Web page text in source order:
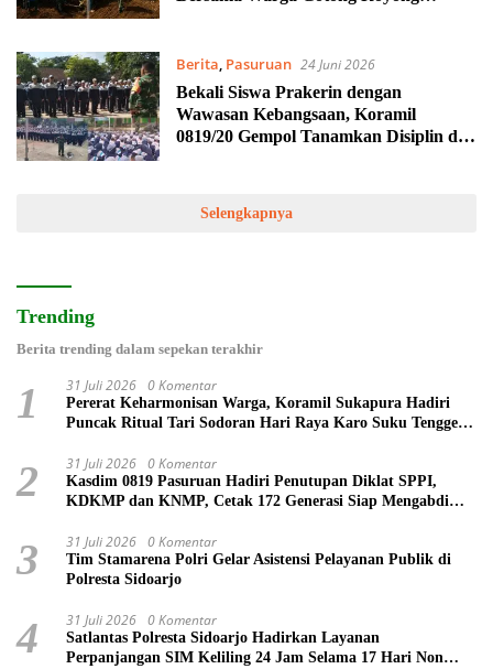
Berita, Pasuruan 24 Juni 2026
Bekali Siswa Prakerin dengan
Wawasan Kebangsaan, Koramil
0819/20 Gempol Tanamkan Disiplin dan
Selengkapnya
Trending
Berita trending dalam sepekan terakhir
1 31 Juli 2026 0 Komentar
Pererat Keharmonisan Warga, Koramil Sukapura Hadiri
Puncak Ritual Tari Sodoran Hari Raya Karo Suku Tengger
2 31 Juli 2026 0 Komentar
Kasdim 0819 Pasuruan Hadiri Penutupan Diklat SPPI,
KDKMP dan KNMP, Cetak 172 Generasi Siap Mengabdi
3 31 Juli 2026 0 Komentar
Tim Stamarena Polri Gelar Asistensi Pelayanan Publik di
Polresta Sidoarjo
4 31 Juli 2026 0 Komentar
Satlantas Polresta Sidoarjo Hadirkan Layanan
Perpanjangan SIM Keliling 24 Jam Selama 17 Hari Non